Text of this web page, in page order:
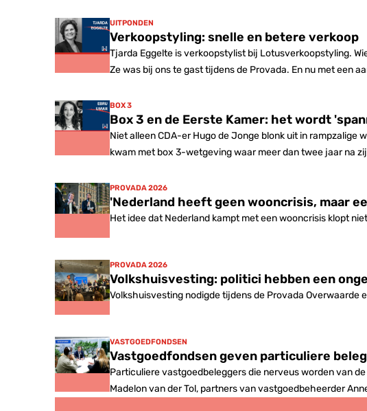
UITPONDEN
Verkoopstyling: snelle en betere verkoop
Tjarda Eggelte is verkoopstylist bij Lotusverkoopstyling.
Ze was bij ons te gast tijdens de Provada. En nu met een
BOX 3
Box 3 en de Eerste Kamer: het wordt
Niet alleen CDA-er Hugo de Jonge blonk uit in rampzalige
kwam met box 3-wetgeving waar meer dan twee jaar na
PROVADA 2026
'Nederland heeft geen wooncrisis, maar
Het idee dat Nederland kampt met een wooncrisis klopt
PROVADA 2026
Volkshuisvesting: politici hebben een
Volkshuisvesting nodigde tijdens de Provada Overwaarde
VASTGOEDFONDSEN
Vastgoedfondsen geven particuliere
Particuliere vastgoedbeleggers die nerveus worden van
Madelon van der Tol, partners van vastgoedbeheerder